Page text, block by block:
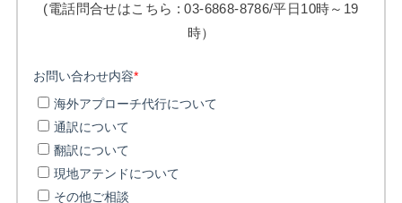
(電話問合せはこちら : 03-6868-8786/平日10時～19
時）